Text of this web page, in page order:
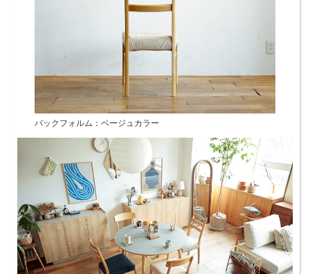
バックフォルム：ベージュカラー